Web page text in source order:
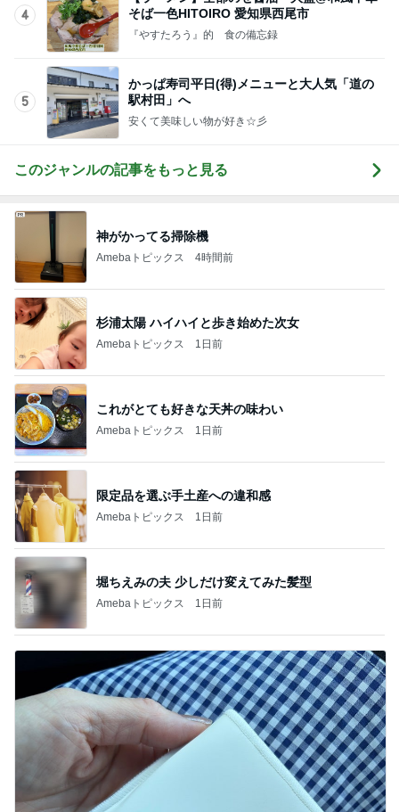
4
そば一色HITOIRO 愛知県西尾市
『やすたろう』的 食の備忘録
5
かっぱ寿司平日(得)メニューと大人気「道の
駅村田」へ
安くて美味しい物が好き☆彡
このジャンルの記事をもっと見る
神がかってる掃除機
Amebaトピックス 4時間前
杉浦太陽 ハイハイと歩き始めた次女
Amebaトピックス 1日前
これがとても好きな天丼の味わい
Amebaトピックス 1日前
限定品を選ぶ手土産への違和感
Amebaトピックス 1日前
堀ちえみの夫 少しだけ変えてみた髪型
Amebaトピックス 1日前